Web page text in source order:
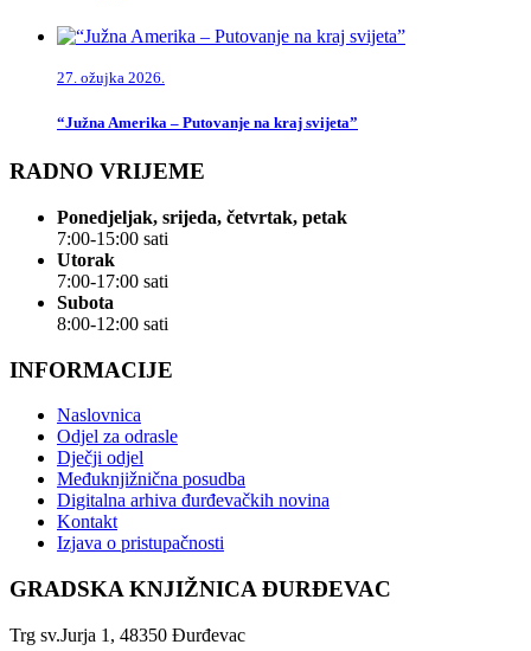
27. ožujka 2026.
“Južna Amerika – Putovanje na kraj svijeta”
RADNO VRIJEME
Ponedjeljak, srijeda, četvrtak, petak
7:00-15:00 sati
Utorak
7:00-17:00 sati
Subota
8:00-12:00 sati
INFORMACIJE
Naslovnica
Odjel za odrasle
Dječji odjel
Međuknjižnična posudba
Digitalna arhiva đurđevačkih novina
Kontakt
Izjava o pristupačnosti
GRADSKA KNJIŽNICA ĐURĐEVAC
Trg sv.Jurja 1, 48350 Đurđevac